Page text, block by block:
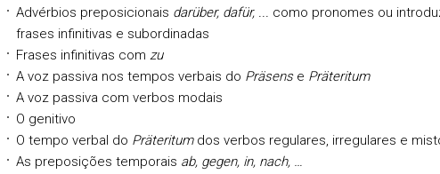
Advérbios preposicionais darüber, dafür, ... como pronomes ou
frases infinitivas e subordinadas
Frases infinitivas com zu
A voz passiva nos tempos verbais do Präsense Präteritum
A voz passiva com verbos modais
O genitivo
O tempo verbal do Präteritumdos verbos regulares, irregulares e
As preposições temporais ab, gegen, in, nach, …